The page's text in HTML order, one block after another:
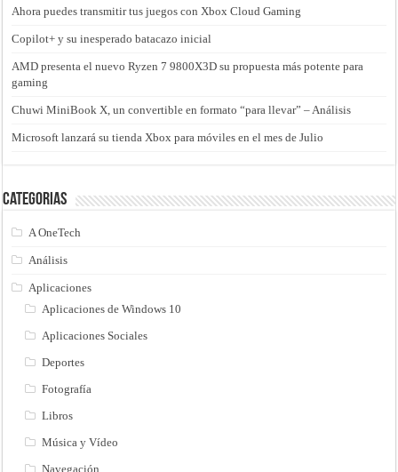
Ahora puedes transmitir tus juegos con Xbox Cloud Gaming
Copilot+ y su inesperado batacazo inicial
AMD presenta el nuevo Ryzen 7 9800X3D su propuesta más potente para
gaming
Chuwi MiniBook X, un convertible en formato “para llevar” – Análisis
Microsoft lanzará su tienda Xbox para móviles en el mes de Julio
Categorias
A OneTech
Análisis
Aplicaciones
Aplicaciones de Windows 10
Aplicaciones Sociales
Deportes
Fotografía
Libros
Música y Vídeo
Navegación